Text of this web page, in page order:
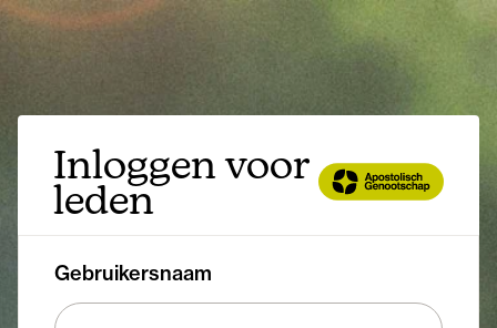
Inloggen voor
leden
Gebruikersnaam